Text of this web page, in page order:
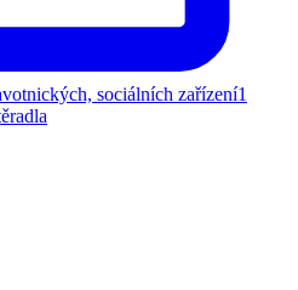
sociálních zařízení1